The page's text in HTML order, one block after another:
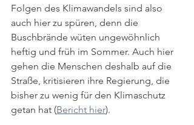
Folgen des Klimawandels sind also
auch hier zu spüren, denn die
Buschbrände wüten ungewöhnlich
heftig und früh im Sommer. Auch hier
gehen die Menschen deshalb auf die
Straße, kritisieren ihre Regierung, die
bisher zu wenig für den Klimaschutz
getan hat (Bericht hier).